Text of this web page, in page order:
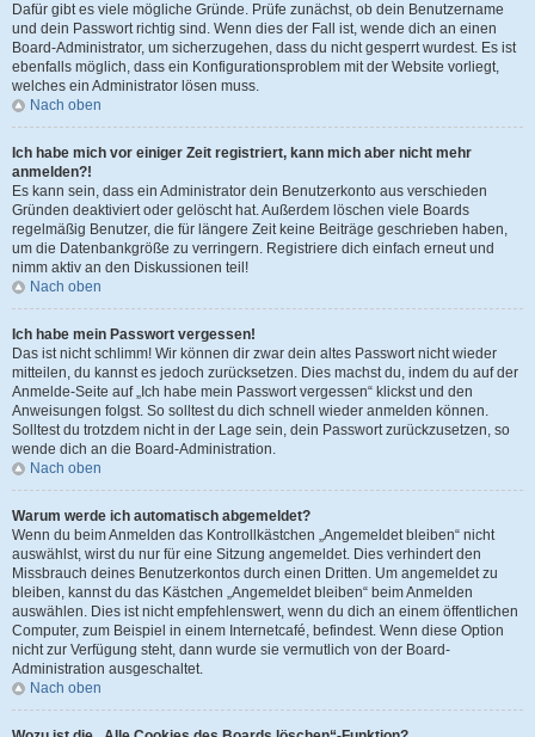
Dafür gibt es viele mögliche Gründe. Prüfe zunächst, ob dein Benutzername
und dein Passwort richtig sind. Wenn dies der Fall ist, wende dich an einen
Board-Administrator, um sicherzugehen, dass du nicht gesperrt wurdest. Es ist
ebenfalls möglich, dass ein Konfigurationsproblem mit der Website vorliegt,
welches ein Administrator lösen muss.
Nach oben
Ich habe mich vor einiger Zeit registriert, kann mich aber nicht mehr
anmelden?!
Es kann sein, dass ein Administrator dein Benutzerkonto aus verschieden
Gründen deaktiviert oder gelöscht hat. Außerdem löschen viele Boards
regelmäßig Benutzer, die für längere Zeit keine Beiträge geschrieben haben,
um die Datenbankgröße zu verringern. Registriere dich einfach erneut und
nimm aktiv an den Diskussionen teil!
Nach oben
Ich habe mein Passwort vergessen!
Das ist nicht schlimm! Wir können dir zwar dein altes Passwort nicht wieder
mitteilen, du kannst es jedoch zurücksetzen. Dies machst du, indem du auf der
Anmelde-Seite auf „Ich habe mein Passwort vergessen“ klickst und den
Anweisungen folgst. So solltest du dich schnell wieder anmelden können.
Solltest du trotzdem nicht in der Lage sein, dein Passwort zurückzusetzen, so
wende dich an die Board-Administration.
Nach oben
Warum werde ich automatisch abgemeldet?
Wenn du beim Anmelden das Kontrollkästchen „Angemeldet bleiben“ nicht
auswählst, wirst du nur für eine Sitzung angemeldet. Dies verhindert den
Missbrauch deines Benutzerkontos durch einen Dritten. Um angemeldet zu
bleiben, kannst du das Kästchen „Angemeldet bleiben“ beim Anmelden
auswählen. Dies ist nicht empfehlenswert, wenn du dich an einem öffentlichen
Computer, zum Beispiel in einem Internetcafé, befindest. Wenn diese Option
nicht zur Verfügung steht, dann wurde sie vermutlich von der Board-
Administration ausgeschaltet.
Nach oben